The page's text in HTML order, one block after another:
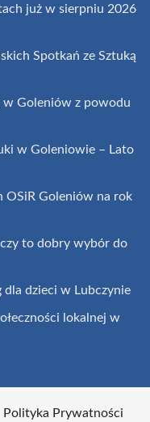
już w sierpniu 2026
Spotkań ze Sztuką
Goleniów z powodu
w Goleniowie – Lato
Goleniów na rok
to dobry wybór do
dzieci w Lubczynie
lokalnej w
Polityka Prywatności